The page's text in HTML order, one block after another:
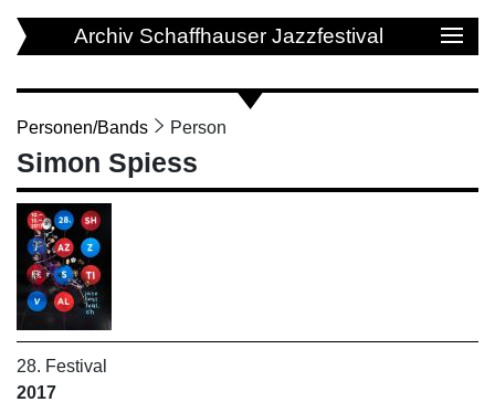
Archiv Schaffhauser Jazzfestival
Personen/Bands Person
Simon Spiess
28. Festival
2017